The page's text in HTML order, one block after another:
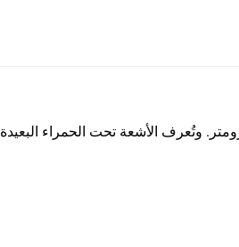
البعيدة هي موجة كهرومغناطيسية يبلغ طولها الموجي حوالي 4~1000 ميكرومتر. وتُعرف الأشعة تحت الحمراء البعيدة